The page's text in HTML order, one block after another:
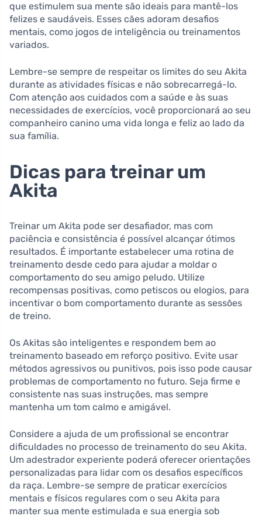
que estimulem sua mente são ideais para mantê-los
felizes e saudáveis. Esses cães adoram desafios
mentais, como jogos de inteligência ou treinamentos
variados.
Lembre-se sempre de respeitar os limites do seu Akita
durante as atividades físicas e não sobrecarregá-lo.
Com atenção aos cuidados com a saúde e às suas
necessidades de exercícios, você proporcionará ao seu
companheiro canino uma vida longa e feliz ao lado da
sua família.
Dicas para treinar um
Akita
Treinar um Akita pode ser desafiador, mas com
paciência e consistência é possível alcançar ótimos
resultados. É importante estabelecer uma rotina de
treinamento desde cedo para ajudar a moldar o
comportamento do seu amigo peludo. Utilize
recompensas positivas, como petiscos ou elogios, para
incentivar o bom comportamento durante as sessões
de treino.
Os Akitas são inteligentes e respondem bem ao
treinamento baseado em reforço positivo. Evite usar
métodos agressivos ou punitivos, pois isso pode causar
problemas de comportamento no futuro. Seja firme e
consistente nas suas instruções, mas sempre
mantenha um tom calmo e amigável.
Considere a ajuda de um profissional se encontrar
dificuldades no processo de treinamento do seu Akita.
Um adestrador experiente poderá oferecer orientações
personalizadas para lidar com os desafios específicos
da raça. Lembre-se sempre de praticar exercícios
mentais e físicos regulares com o seu Akita para
manter sua mente estimulada e sua energia sob